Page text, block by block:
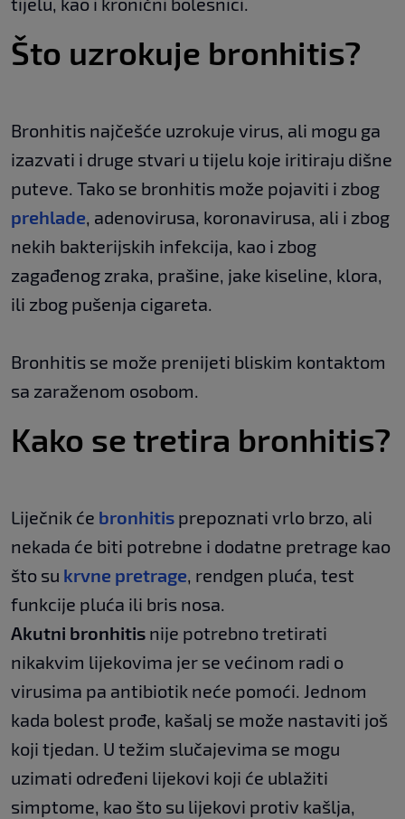
Što uzrokuje bronhitis?
Bronhitis najčešće uzrokuje virus, ali mogu ga
izazvati i druge stvari u tijelu koje iritiraju dišne
puteve. Tako se bronhitis može pojaviti i zbog
prehlade, adenovirusa, koronavirusa, ali i zbog
nekih bakterijskih infekcija, kao i zbog
zagađenog zraka, prašine, jake kiseline, klora,
ili zbog pušenja cigareta.
Bronhitis se može prenijeti bliskim kontaktom
sa zaraženom osobom.
Kako se tretira bronhitis?
Liječnik će bronhitis prepoznati vrlo brzo, ali
nekada će biti potrebne i dodatne pretrage kao
što su krvne pretrage, rendgen pluća, test
funkcije pluća ili bris nosa.
Akutni bronhitis nije potrebno tretirati
nikakvim lijekovima jer se većinom radi o
virusima pa antibiotik neće pomoći. Jednom
kada bolest prođe, kašalj se može nastaviti još
koji tjedan. U težim slučajevima se mogu
uzimati određeni lijekovi koji će ublažiti
simptome, kao što su lijekovi protiv kašlja,